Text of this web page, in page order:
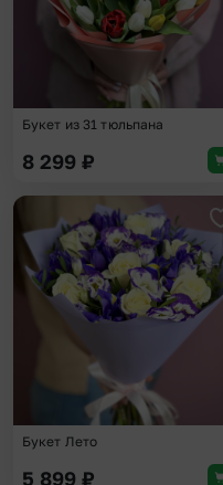
Букет из 31 тюльпана
8 299 ₽
Букет Лето
5 899 ₽